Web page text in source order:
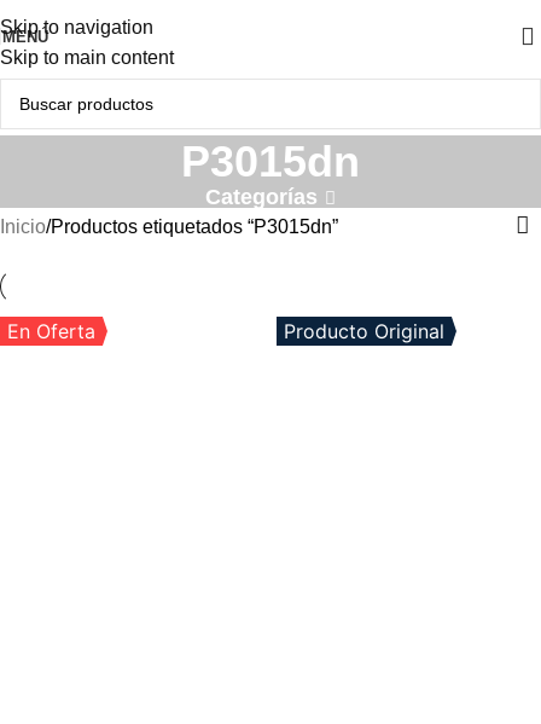
Skip to navigation
Skip to main content
MENÚ
P3015dn
Categorías
Inicio Productos etiquetados “P3015dn”
En Oferta Producto Original